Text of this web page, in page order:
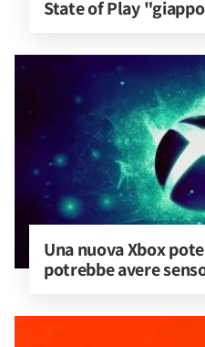
State of Play
Una nuova Xbox
potrebbe avere